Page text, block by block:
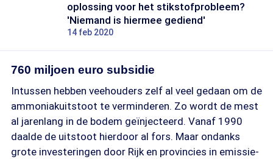
oplossing voor het stikstofprobleem?
'Niemand is hiermee gediend'
14 feb 2020
760 miljoen euro subsidie
Intussen hebben veehouders zelf al veel gedaan om de
ammoniakuitstoot te verminderen. Zo wordt de mest
al jarenlang in de bodem geïnjecteerd. Vanaf 1990
daalde de uitstoot hierdoor al fors. Maar ondanks
grote investeringen door Rijk en provincies in emissie-